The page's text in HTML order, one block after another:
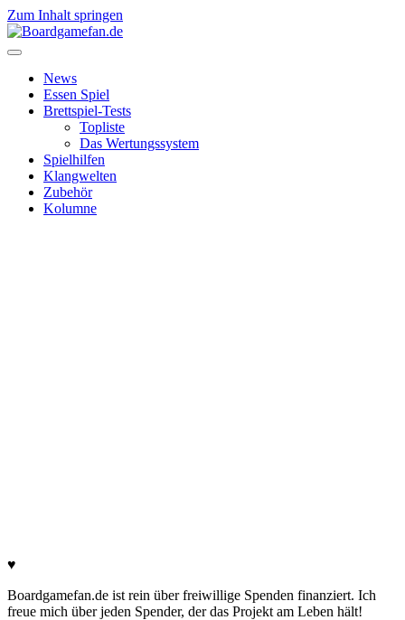
Zum Inhalt springen
News
Essen Spiel
Brettspiel-Tests
Topliste
Das Wertungssystem
Spielhilfen
Klangwelten
Zubehör
Kolumne
♥
Boardgamefan.de ist rein über freiwillige Spenden finanziert. Ich
freue mich über jeden Spender, der das Projekt am Leben hält!